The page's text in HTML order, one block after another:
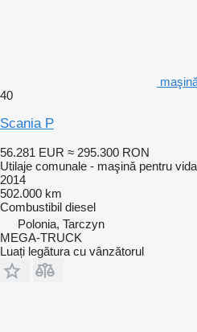
40
Scania P
56.281 EUR ≈ 295.300 RON
Utilaje comunale - maşină pentru
2014
502.000 km
Combustibil diesel
Polonia, Tarczyn
MEGA-TRUCK
Luați legătura cu vânzătorul